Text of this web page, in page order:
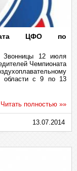
ЦФО по
Звонницы 12 июля
Чемпионата
области с 9 по 13
Читать полностью »»
13.07.2014